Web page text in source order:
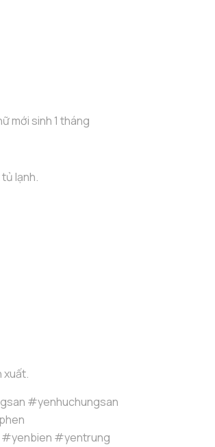
mới sinh 1 tháng
lạnh.
xuất.
#yenhuchungsan
#yenbien #yentrung